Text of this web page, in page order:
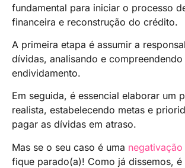
fundamental para iniciar o processo
financeira e reconstrução do crédito.
A primeira etapa é assumir a
dívidas, analisando e
endividamento.
Em seguida, é essencial elaborar um
realista, estabelecendo metas e
pagar as dívidas em atraso.
Mas se o seu caso é uma
fique parado(a)! Como já dissemos, é